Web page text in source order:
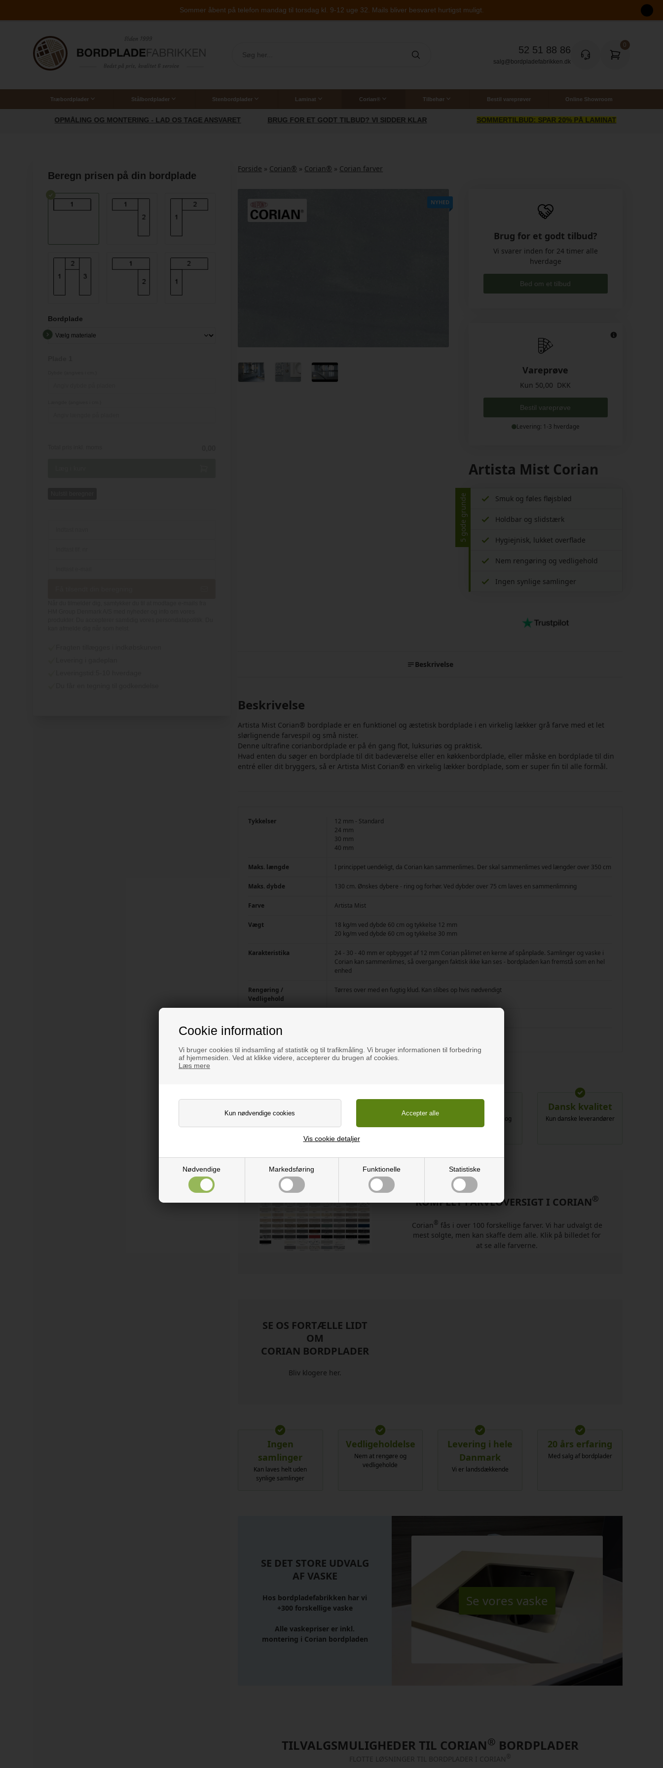
Cookie information
Vi bruger cookies til indsamling af statistik og til trafikmåling. Vi bruger informationen til forbedring
af hjemmesiden. Ved at klikke videre, accepterer du brugen af cookies.
Læs mere
Nødvendige Markedsføring Funktionelle Statistiske
Vis cookie detaljer
Sommer åbent på telefon mandag til torsdag kl. 9-12 uge 32. Mails bliver besvaret hurtigst muligt.
52 51 88 86
salg@bordpladefabrikken.dk
Træbordplader Stålbordplader Stenbordplader Laminat Corian® Tilbehør Bestil vareprøver Online Showroom
OPMÅLING OG MONTERING - LAD OS TAGE ANSVARET BRUG FOR ET GODT TILBUD? VI SIDDER KLAR SOMMERTILBUD: SPAR 20% PÅ LAMINAT
Beregn prisen på din bordplade
Bordplade
Forside » Corian® » Corian® » Corian farver
NYHED
Artista Mist Corian
5 gode grunde Smuk og føles fløjsblød
Holdbar og slidstærk
Hygiejnisk, lukket overflade
Nem rengøring og vedligehold
Ingen synlige samlinger
Brug for et godt tilbud?
Vi svarer inden for 24 timer alle
hverdage
Bed om et tilbud
Vareprøve
Kun 50,00 DKK
Bestil vareprøve
Levering: 1-3 hverdage
Beskrivelse
Beskrivelse
Artista Mist Corian® bordplade er en funktionel og æstetisk bordplade i en virkelig lækker grå farve med et let
slørlignende farvespil og små nister.
Denne ultrafine corianbordplade er på én gang flot, luksuriøs og praktisk.
Hvad enten du søger en bordplade til dit badeværelse eller en køkkenbordplade, eller måske en bordplade til din
entré eller dit bryggers, så er Artista Mist Corian® en virkelig lækker bordplade, som er super fin til alle formål.
Tykkelser
12 mm - Standard
24 mm
30 mm
40 mm
Maks. længde I princippet uendeligt, da Corian kan sammenlimes. Der skal sammenlimes ved længder over 350 cm
Maks. dybde 130 cm. Ønskes dybere - ring og forhør. Ved dybder over 75 cm laves en sammenlimning
Farve Artista Mist
Vægt
18 kg/m ved dybde 60 cm og tykkelse 12 mm
20 kg/m ved dybde 60 cm og tykkelse 30 mm
Karakteristika
24 - 30 - 40 mm er opbygget af 12 mm Corian pålimet en kerne af spånplade. Samlinger og vaske i
Corian kan sammenlimes, så overgangen faktisk ikke kan ses - bordpladen kan fremstå som en hel
enhed
Rengøring /
Vedligehold
Tørres over med en fugtig klud. Kan slibes op hvis nødvendigt
Producent / Mærke
hverdage
Vi tilbyder opmåling og
montering
Dansk kvalitet
Kun danske leverandører
KOMPLET FARVEOVERSIGT I CORIAN®
Corian ® fås i over 100 forskellige farver. Vi har udvalgt de
mest solgte, men kan skaffe dem alle. Klik på billedet for
at se alle farverne.
SE OS FORTÆLLE LIDT
OM
CORIAN BORDPLADER
Bliv klogere her.
Ingen
samlinger
Kan laves helt uden
synlige samlinger
Vedligeholdelse
Nem at rengøre og
vedligeholde
Levering i hele
Danmark
Vi er landsdækkende
20 års erfaring
Med salg af bordplader
SE DET STORE UDVALG
AF VASKE
Hos bordpladefabrikken har vi
+300 forskellige vaske
Alle vaskepriser er inkl.
montering i Corian bordpladen
Se vores vaske
TILVALGSMULIGHEDER TIL CORIAN® BORDPLADER
FLOTTE LØSNINGER TIL BORDPLADER I CORIAN